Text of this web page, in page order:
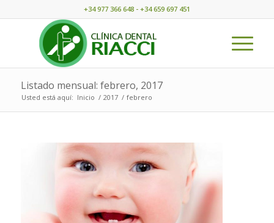
+34 977 366 648 - +34 659 697 451
Listado mensual: febrero, 2017
Usted está aquí: Inicio / 2017 / febrero